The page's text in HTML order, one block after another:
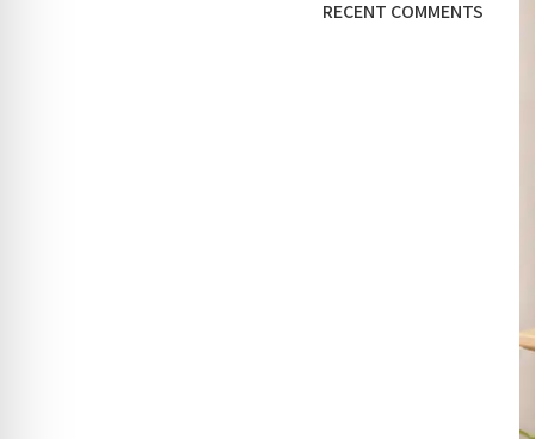
RECENT COMMENTS